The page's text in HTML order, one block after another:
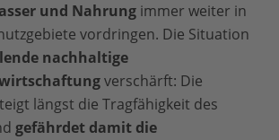
und Nahrung immer weiter in
vordringen. Die Situation
nachhaltige
verschärft: Die
längst die Tragfähigkeit des
gefährdet damit die